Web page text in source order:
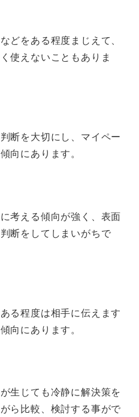
どをある程度まじえて、
使えないこともありま
断を大切にし、マイペー
向にあります。
考える傾向が強く、表面
断をしてしまいがちで
る程度は相手に伝えます
向にあります。
生じても冷静に解決策を
ら比較、検討する事がで